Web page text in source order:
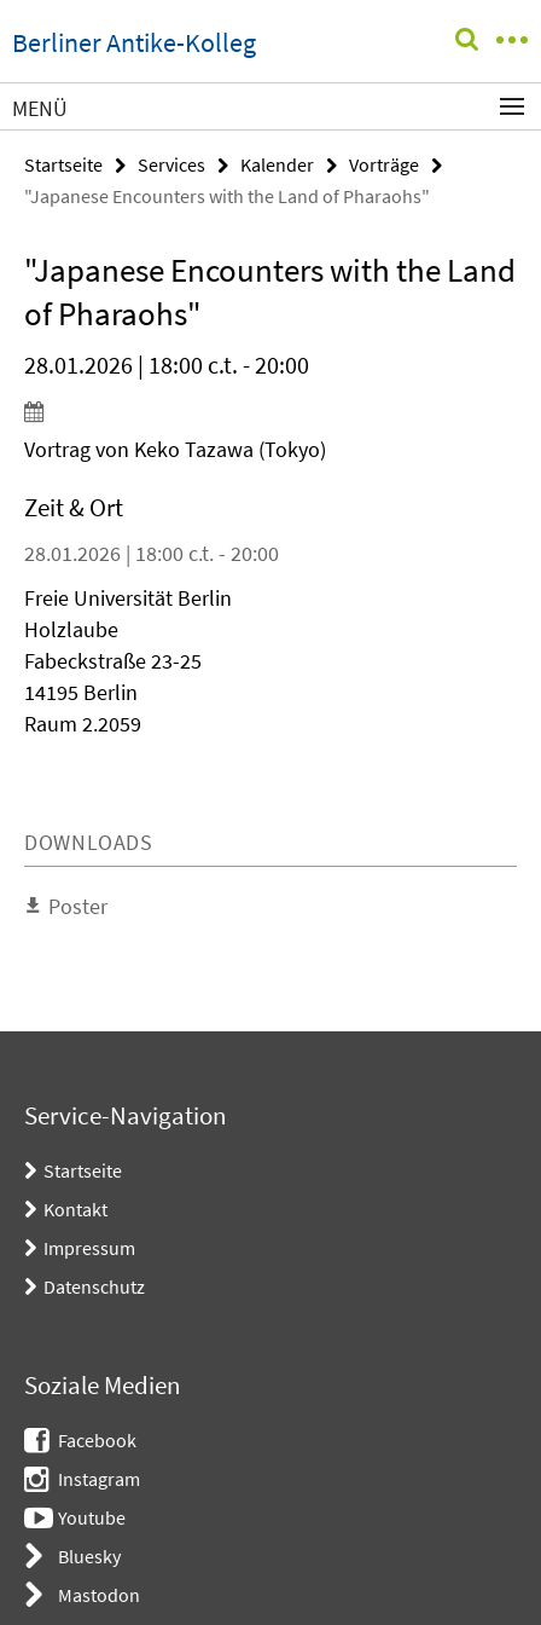
direkt
zu
Inhalt
Berliner Antike-Kolleg
Service-
MENÜ
Startseite Services Kalender
Vorträge
"Japanese Encounters with the Land of Pharaohs"
"Japanese Encounters with the Land
of Pharaohs"
28.01.2026 | 18:00 c.t. - 20:00
Vortrag von Keko Tazawa (Tokyo)
Zeit & Ort
28.01.2026 | 18:00 c.t. - 20:00
Freie Universität Berlin
Holzlaube
Fabeckstraße 23-25
14195 Berlin
Raum 2.2059
DOWNLOADS
Poster
Service-Navigation
Startseite
Kontakt
Impressum
Datenschutz
Soziale Medien
Facebook
Instagram
Youtube
Bluesky
Mastodon